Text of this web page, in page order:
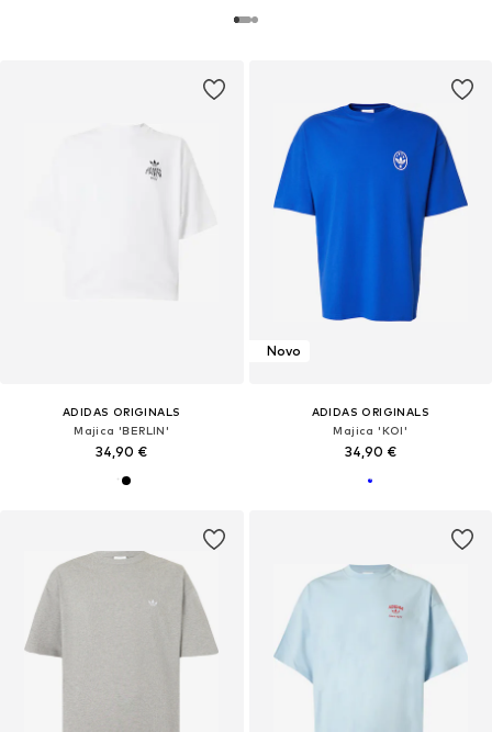
ADIDAS ORIGINALS
Majica 'BERLIN'
34,90 €
Novo
ADIDAS ORIGINALS
Majica 'KOI'
34,90 €